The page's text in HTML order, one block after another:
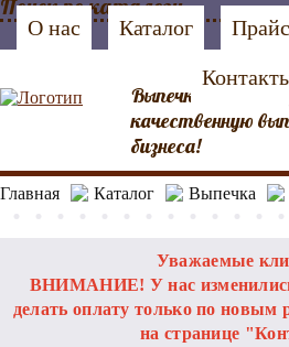
О нас Каталог
Выпечка №1 Мы
качественную
бизнеса!
Главная Каталог Выпечка
Уважаемые
ВНИМАНИЕ! У нас
делать оплату только по новым
на странице